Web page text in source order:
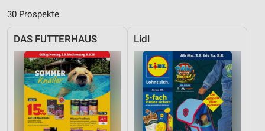
30 Prospekte
DAS FUTTERHAUS Lidl